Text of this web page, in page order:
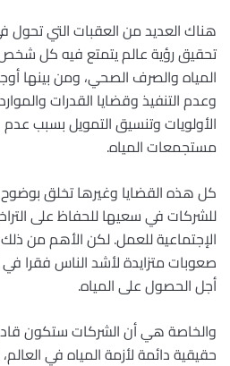
هناك العديد من العقبات التي تحول
تحقيق رؤية عالم يتمتع فيه كل
المياه والصرف الصحي، ومن بينها
وعدم التنفيذ وقضايا القدرات
الأولويات وتنسيق التمويل بسبب
مستجمعات المياه.
كل هذه القضايا وغيرها تخلق
للشركات في سعيها للحفاظ على
الإجتماعية للعمل. لكن الأهم من
صعوبات متزايدة لأشد الناس فقرا
أجل الحصول على المياه.
والخاصة هي أن الشركات ستكون
حقيقية دائمة لأزمة المياه في